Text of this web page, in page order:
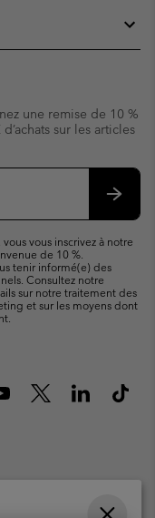
une remise de 10 %
sur les articles
vous inscrivez à notre
de 10 %.
tenir informé(e) des
Consultez notre
sur notre traitement des
et sur les moyens dont